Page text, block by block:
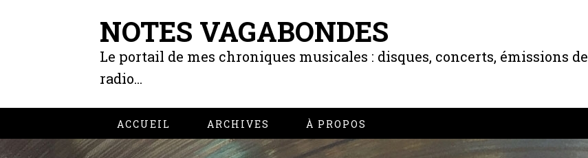
NOTES VAGABONDES
Le portail de mes chroniques musicales : disques, concerts, émissions de
radio...
ACCUEIL ARCHIVES À PROPOS